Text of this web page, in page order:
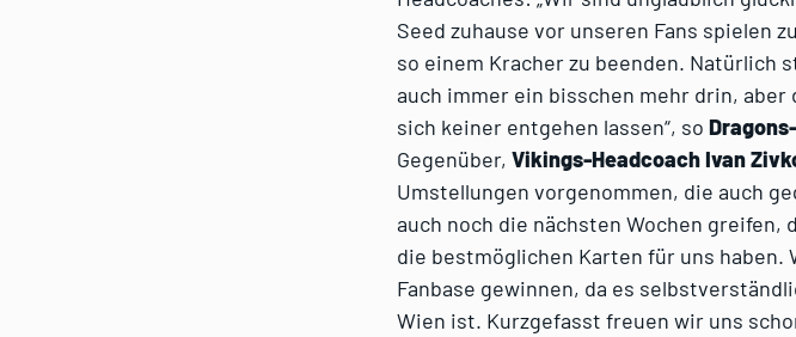
Seed zuhause vor unseren Fans spielen
so einem Kracher zu beenden. Natürlich
auch immer ein bisschen mehr drin, aber
sich keiner entgehen lassen“, so
Gegenüber, Vikings-Headcoach Ivan
Umstellungen vorgenommen, die auch
auch noch die nächsten Wochen greifen,
die bestmöglichen Karten für uns haben.
Fanbase gewinnen, da es
Wien ist. Kurzgefasst freuen wir uns